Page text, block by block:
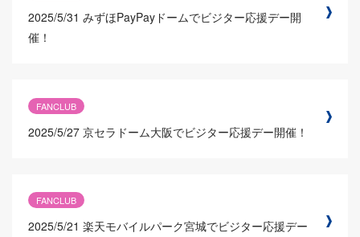
2025/5/31 みずほPayPayドームでビジター応援デー開
催！
FANCLUB
2025/5/27 京セラドーム大阪でビジター応援デー開催！
FANCLUB
2025/5/21 楽天モバイルパーク宮城でビジター応援デー